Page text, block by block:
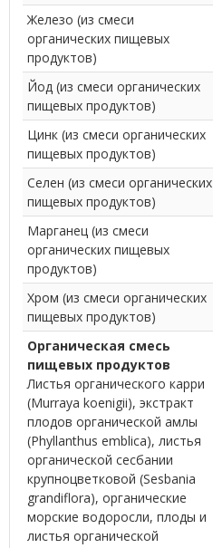
Железо (из смеси
органических пищевых
продуктов)
Йод (из смеси органических
пищевых продуктов)
Цинк (из смеси органических
пищевых продуктов)
Селен (из смеси органических
пищевых продуктов)
Марганец (из смеси
органических пищевых
продуктов)
Хром (из смеси органических
пищевых продуктов)
Органическая смесь
пищевых продуктов
Листья органического карри
(Murraya koenigii), экстракт
плодов органической амлы
(Phyllanthus emblica), листья
органической сесбании
крупноцветковой (Sesbania
grandiflora), органические
морские водоросли, плоды и
листья органической